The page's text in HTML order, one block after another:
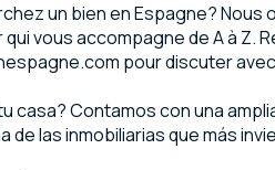
un bien en Espagne?
qui vous accompagne de A à Z.
pour discuter
casa? Contamos con una
de las inmobiliarias que más